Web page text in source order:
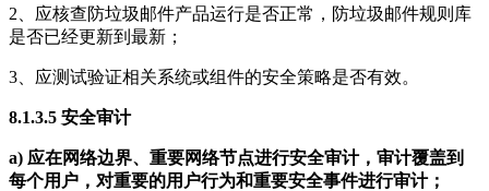
2、应核查防垃圾邮件产品运行是否正常，防垃圾邮件规则库
是否已经更新到最新；
3、应测试验证相关系统或组件的安全策略是否有效。
8.1.3.5 安全审计
a) 应在网络边界、重要网络节点进行安全审计，审计覆盖到
每个用户，对重要的用户行为和重要安全事件进行审计；